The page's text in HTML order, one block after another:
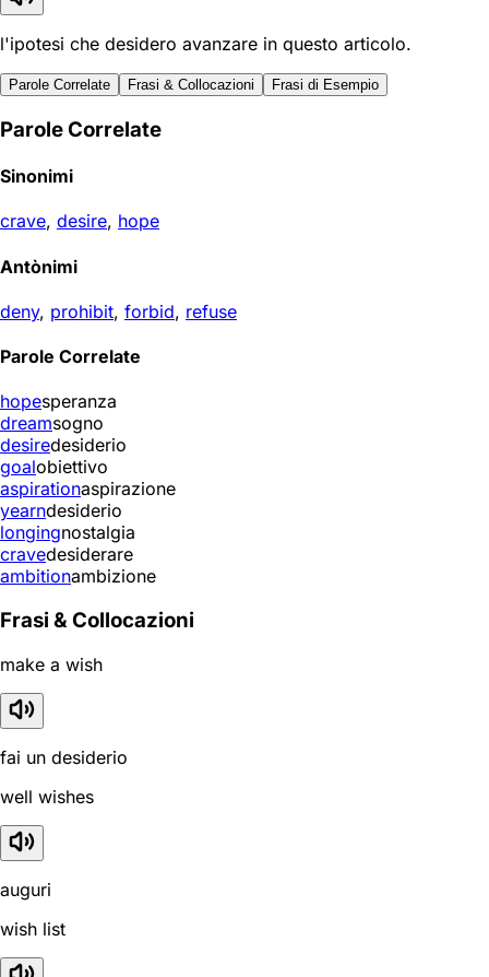
l'ipotesi che desidero avanzare in questo articolo.
Parole Correlate Frasi & Collocazioni Frasi di Esempio
Parole Correlate
Sinonimi
crave, desire, hope
Antònimi
deny, prohibit, forbid, refuse
Parole Correlate
hopesperanza
dreamsogno
desiredesiderio
goalobiettivo
aspirationaspirazione
yearndesiderio
longingnostalgia
cravedesiderare
ambitionambizione
Frasi & Collocazioni
make a wish
fai un desiderio
well wishes
auguri
wish list